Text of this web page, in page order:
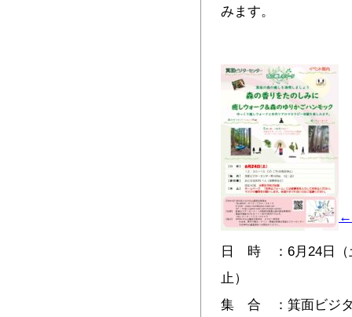
みます。
←
日 時 ：6月24日（
止）
集 合 ：箕面ビジタ